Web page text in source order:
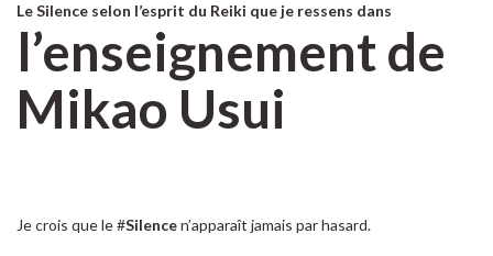
Le Silence selon l’esprit du Reiki que je ressens dans
l’enseignement de
Mikao Usui
Je crois que le #Silencen’apparaît jamais par hasard.